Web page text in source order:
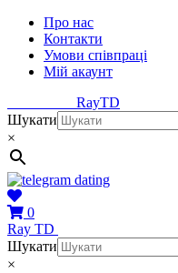
Про нас
Контакти
Умови співпраці
Мій акаунт
RayTD
Шукати
×
0
Ray TD
Шукати
×